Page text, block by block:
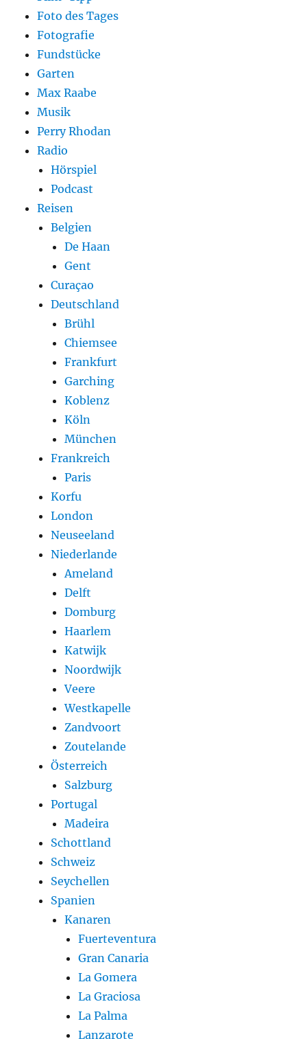
Foto des Tages
Fotografie
Fundstücke
Garten
Max Raabe
Musik
Perry Rhodan
Radio
Hörspiel
Podcast
Reisen
Belgien
De Haan
Gent
Curaçao
Deutschland
Brühl
Chiemsee
Frankfurt
Garching
Koblenz
Köln
München
Frankreich
Paris
Korfu
London
Neuseeland
Niederlande
Ameland
Delft
Domburg
Haarlem
Katwijk
Noordwijk
Veere
Westkapelle
Zandvoort
Zoutelande
Österreich
Salzburg
Portugal
Madeira
Schottland
Schweiz
Seychellen
Spanien
Kanaren
Fuerteventura
Gran Canaria
La Gomera
La Graciosa
La Palma
Lanzarote